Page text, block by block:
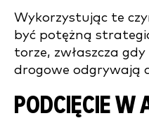
Wykorzystując te
być potężną
torze, zwłaszcza
drogowe odgrywają
PODCIĘCIE W